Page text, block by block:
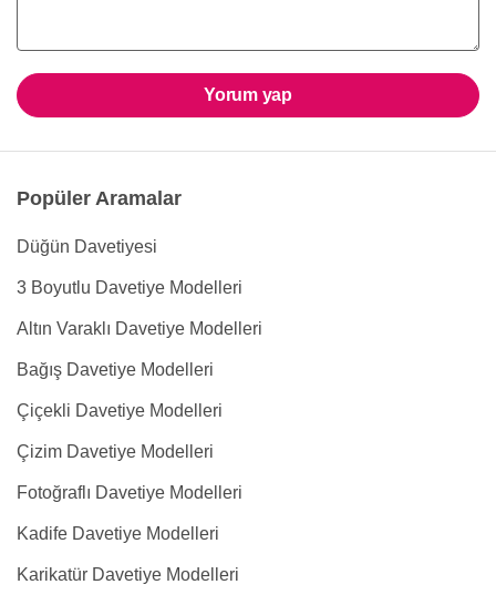
Yorum yap
Popüler Aramalar
Düğün Davetiyesi
3 Boyutlu Davetiye Modelleri
Altın Varaklı Davetiye Modelleri
Bağış Davetiye Modelleri
Çiçekli Davetiye Modelleri
Çizim Davetiye Modelleri
Fotoğraflı Davetiye Modelleri
Kadife Davetiye Modelleri
Karikatür Davetiye Modelleri